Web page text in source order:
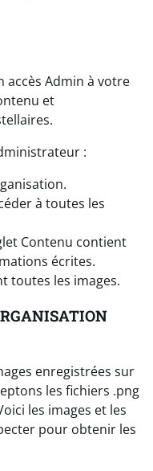
accès Admin à votre
et
:
à toutes les
Contenu contient
écrites.
toutes les images.
enregistrées sur
les fichiers .png
les images et les
pour obtenir les